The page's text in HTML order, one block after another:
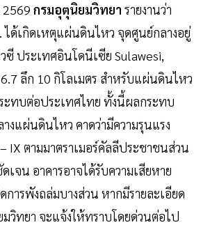
กรมอุตุนิยมวิทยา รายงานว่า
ได้เกิดเหตุแผ่นดินไหว จุดศูนย์กลางอยู่
ซี ประเทศอินโดนีเซีย Sulawesi,
ลึก 10 กิโลเมตร สำหรับแผ่นดินไหว
ะทบต่อประเทศไทย ทั้งนี้ผลกระทบ
งแผ่นดินไหว คาดว่ามีความรุนแรง
IX ตามมาตราเมอร์คัลลีประชาชนส่วน
เจน อาคารอาจได้รับความเสียหาย
การพังถล่มบางส่วน หากมีรายละเอียด
วิทยา จะแจ้งให้ทราบโดยด่วนต่อไป